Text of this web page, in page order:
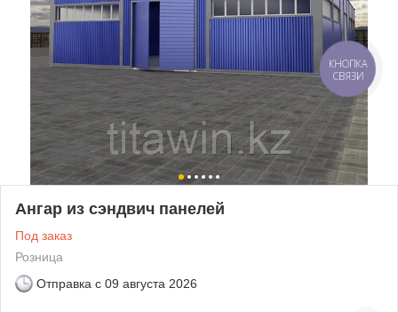
Ангар из сэндвич панелей
Под заказ
Розница
Отправка с 09 августа 2026
КНОПКА
СВЯЗИ